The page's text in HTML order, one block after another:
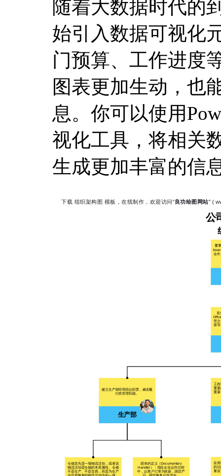
随着大数据时代的
始引入数据可视化
门预算、工作进度
图表更加生动，也
息。你可以使用
视化工具，将相关
生成更加丰富的信